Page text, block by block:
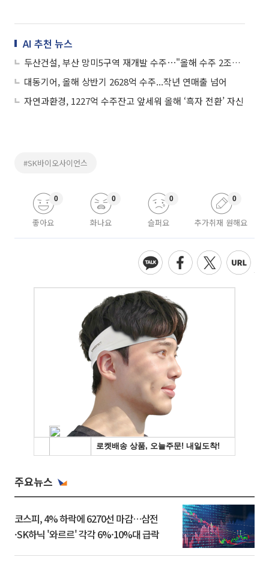
AI 추천 뉴스
두산건설, 부산 망미5구역 재개발 수주⋯"올해 수주 2조원 확보"
대동기어, 올해 상반기 2628억 수주...작년 연매출 넘어
자연과환경, 1227억 수주잔고 앞세워 올해 ‘흑자 전환’ 자신
#SK바이오사이언스
좋아요
0
화나요
0
슬퍼요
0
추가취재 원해요
0
주요뉴스
코스피, 4% 하락에 6270선 마감…삼전
·SK하닉 '와르르' 각각 6%·10%대 급락